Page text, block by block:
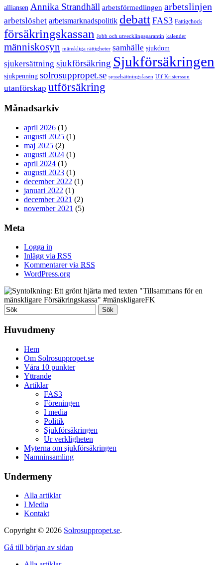
alliansen Annika Strandhäll arbetsförmedlingen arbetslinjen
arbetslöshet arbetsmarknadspolitik debatt FAS3 Fattigchock
försäkringskassan Jobb och utvecklingsgarantin kalender
människosyn mänskliga rättigheter samhälle sjukdom
sjukersättning sjukförsäkring Sjukförsäkringen
sjukpenning solrosuppropet.se sysselsättningsfasen Ulf Kristersson
utanförskap utförsäkring
Månadsarkiv
april 2026 (1)
augusti 2025 (1)
maj 2025 (2)
augusti 2024 (1)
april 2024 (1)
augusti 2023 (1)
december 2022 (1)
januari 2022 (1)
december 2021 (2)
november 2021 (5)
Meta
Logga in
Inlägg via RSS
Kommentarer via RSS
WordPress.org
Huvudmeny
Hem
Om Solrosuppropet.se
Våra 10 punkter
Yttrande
Artiklar
FAS3
Föreningen
I media
Politik
Sjukförsäkringen
Ur verkligheten
Myterna om sjukförsäkringen
Namninsamling
Undermeny
Alla artiklar
I Media
Kontakt
Copyright © 2026 Solrosuppropet.se.
Gå till början av sidan